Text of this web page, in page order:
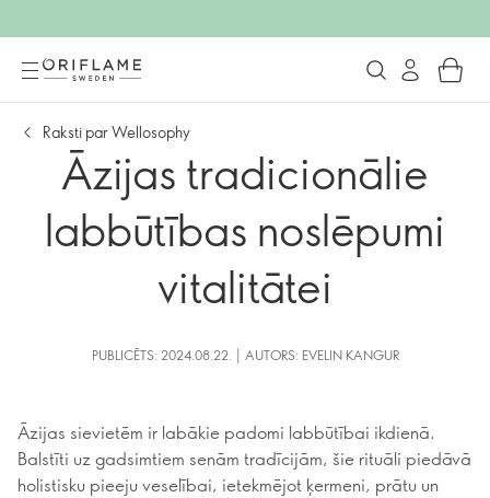
Raksti par Wellosophy
Āzijas tradicionālie
labbūtības noslēpumi
vitalitātei
PUBLICĒTS: 2024.08.22. | AUTORS: EVELIN KANGUR
Āzijas sievietēm ir labākie padomi labbūtībai ikdienā.
Balstīti uz gadsimtiem senām tradīcijām, šie rituāli piedāvā
holistisku pieeju veselībai, ietekmējot ķermeni, prātu un